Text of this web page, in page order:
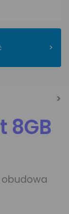
>
8GB